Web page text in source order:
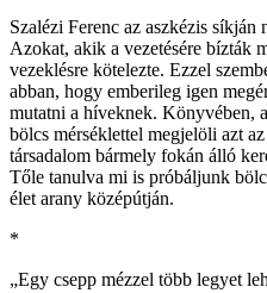
Szalézi Ferenc az aszkézis
Azokat, akik a vezetésére bízták
vezeklésre kötelezte. Ezzel
abban, hogy emberileg igen
mutatni a híveknek. Könyvében,
bölcs mérséklettel megjelöli azt
társadalom bármely fokán álló
Tőle tanulva mi is próbáljunk
élet arany középútján.
*
„Egy csepp mézzel több legyet